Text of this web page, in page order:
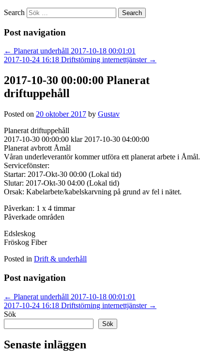
Search
Post navigation
← Planerat underhåll 2017-10-18 00:01:01
2017-10-24 16:18 Driftstörning internettjänster →
2017-10-30 00:00:00 Planerat
driftuppehåll
Posted on 20 oktober 2017 by Gustav
Planerat driftuppehåll
2017-10-30 00:00:00 klar 2017-10-30 04:00:00
Planerat avbrott Åmål
Våran underleverantör kommer utföra ett planerat arbete i Åmål.
Servicefönster:
Startar: 2017-Okt-30 00:00 (Lokal tid)
Slutar: 2017-Okt-30 04:00 (Lokal tid)
Orsak: Kabelarbete/kabelskarvning på grund av fel i nätet.
Påverkan: 1 x 4 timmar
Påverkade områden
Edsleskog
Fröskog Fiber
Posted in Drift & underhåll
Post navigation
← Planerat underhåll 2017-10-18 00:01:01
2017-10-24 16:18 Driftstörning internettjänster →
Sök
Sök
Senaste inläggen